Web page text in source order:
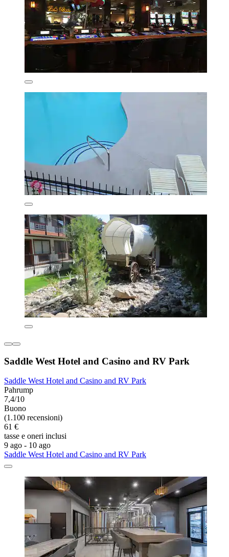
Saddle West Hotel and Casino and RV Park
Saddle West Hotel and Casino and RV Park
Pahrump
7,4/10
Buono
(1.100 recensioni)
61 €
tasse e oneri inclusi
9 ago - 10 ago
Saddle West Hotel and Casino and RV Park